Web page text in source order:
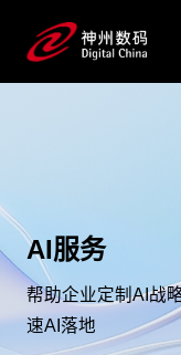
AI服务
帮助企业定制AI
速AI落地